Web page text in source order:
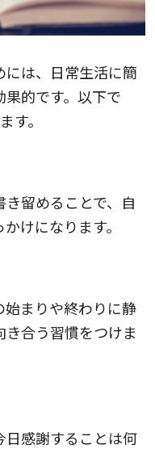
は、日常生活に簡
的です。以下で
す。
留めることで、自
けになります。
まりや終わりに静
合う習慣をつけま
日感謝することは何